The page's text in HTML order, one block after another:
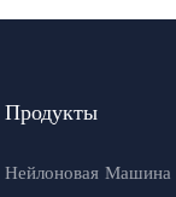
Stop
Продукты
Нейлоновая